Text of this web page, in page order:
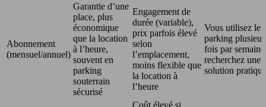
Abonnement
(mensuel/annuel)
Garantie d’une
place, plus
économique
que la location
à l’heure,
souvent en
parking
souterrain
sécurisé
Engagement de
durée (variable),
prix parfois élevé
selon
l’emplacement,
moins flexible que
la location à
l’heure
Vous utilisez le
parking
fois par
recherchez une
solution
Coût élevé si